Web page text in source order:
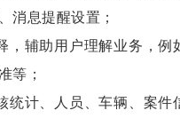
消息提醒设置；
，辅助用户理解业务，例
等；
统计、人员、车辆、案件